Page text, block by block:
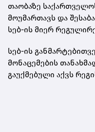
თაობაზე
მოუმართავს და
სებ-ის მიერ
სებ-ის
მონაცემების
გაუქმებული აქვს